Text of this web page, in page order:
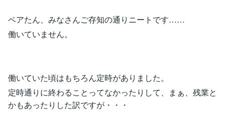
ベアたん、みなさんご存知の通りニートです……
働いていません。
働いていた頃はもちろん定時がありました。
定時通りに終わることってなかったりして、まぁ、残業と
かもあったりした訳ですが・・・